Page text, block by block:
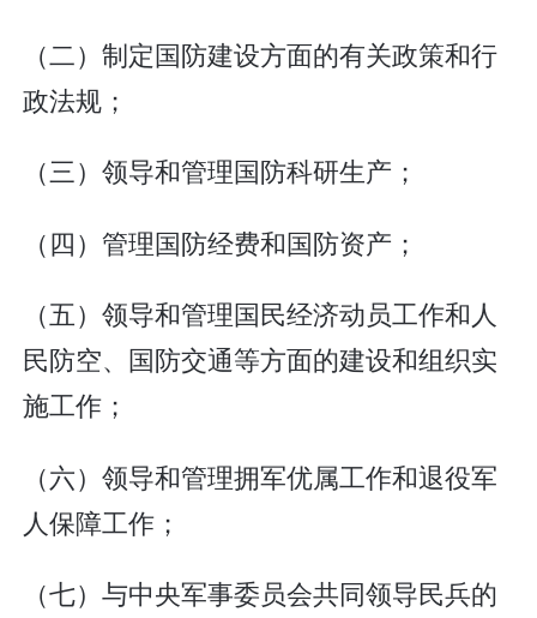
（二）制定国防建设方面的有关政策和行
政法规；
（三）领导和管理国防科研生产；
（四）管理国防经费和国防资产；
（五）领导和管理国民经济动员工作和人
民防空、国防交通等方面的建设和组织实
施工作；
（六）领导和管理拥军优属工作和退役军
人保障工作；
（七）与中央军事委员会共同领导民兵的